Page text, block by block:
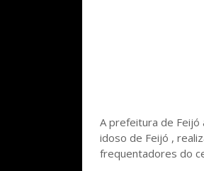
A prefeitura de Feijó
idoso de Feijó ,
frequentadores do